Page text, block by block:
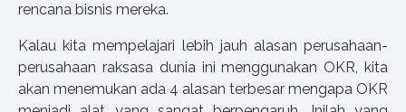
rencana bisnis mereka.
Kalau kita mempelajari lebih jauh alasan perusahaan-
perusahaan raksasa dunia ini menggunakan OKR, kita
akan menemukan ada 4 alasan terbesar mengapa OKR